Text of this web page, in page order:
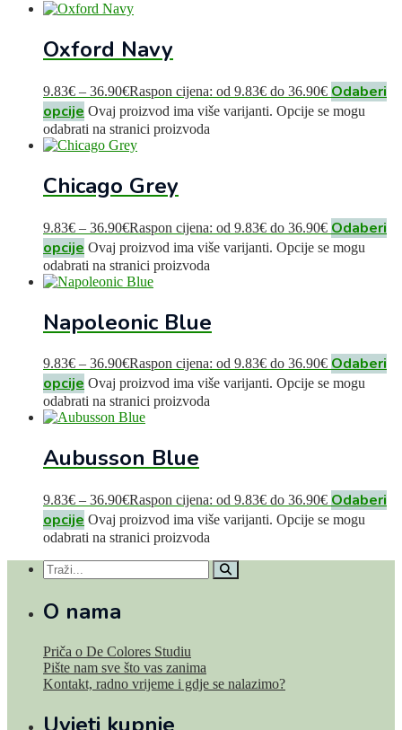
Oxford Navy
9.83€ – 36.90€Raspon cijena: od 9.83€ do 36.90€ Odaberi
opcije Ovaj proizvod ima više varijanti. Opcije se mogu
odabrati na stranici proizvoda
Chicago Grey
9.83€ – 36.90€Raspon cijena: od 9.83€ do 36.90€ Odaberi
opcije Ovaj proizvod ima više varijanti. Opcije se mogu
odabrati na stranici proizvoda
Napoleonic Blue
9.83€ – 36.90€Raspon cijena: od 9.83€ do 36.90€ Odaberi
opcije Ovaj proizvod ima više varijanti. Opcije se mogu
odabrati na stranici proizvoda
Aubusson Blue
9.83€ – 36.90€Raspon cijena: od 9.83€ do 36.90€ Odaberi
opcije Ovaj proizvod ima više varijanti. Opcije se mogu
odabrati na stranici proizvoda
O nama
Priča o De Colores Studiu
Pište nam sve što vas zanima
Kontakt, radno vrijeme i gdje se nalazimo?